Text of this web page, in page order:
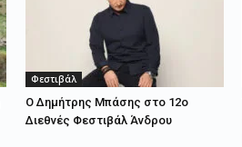
Φεστιβάλ
Ο Δημήτρης Μπάσης στο 12ο
Διεθνές Φεστιβάλ Άνδρου